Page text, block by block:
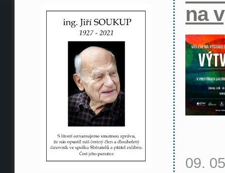
na
09.